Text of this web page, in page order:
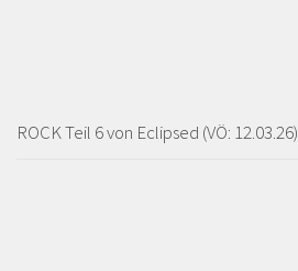
ROCK Teil 6 von Eclipsed (VÖ: 12.03.26)